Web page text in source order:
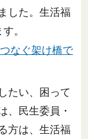
した。生活福
。
なぐ架け橋で
たい、困って
、民生委員・
方は、生活福